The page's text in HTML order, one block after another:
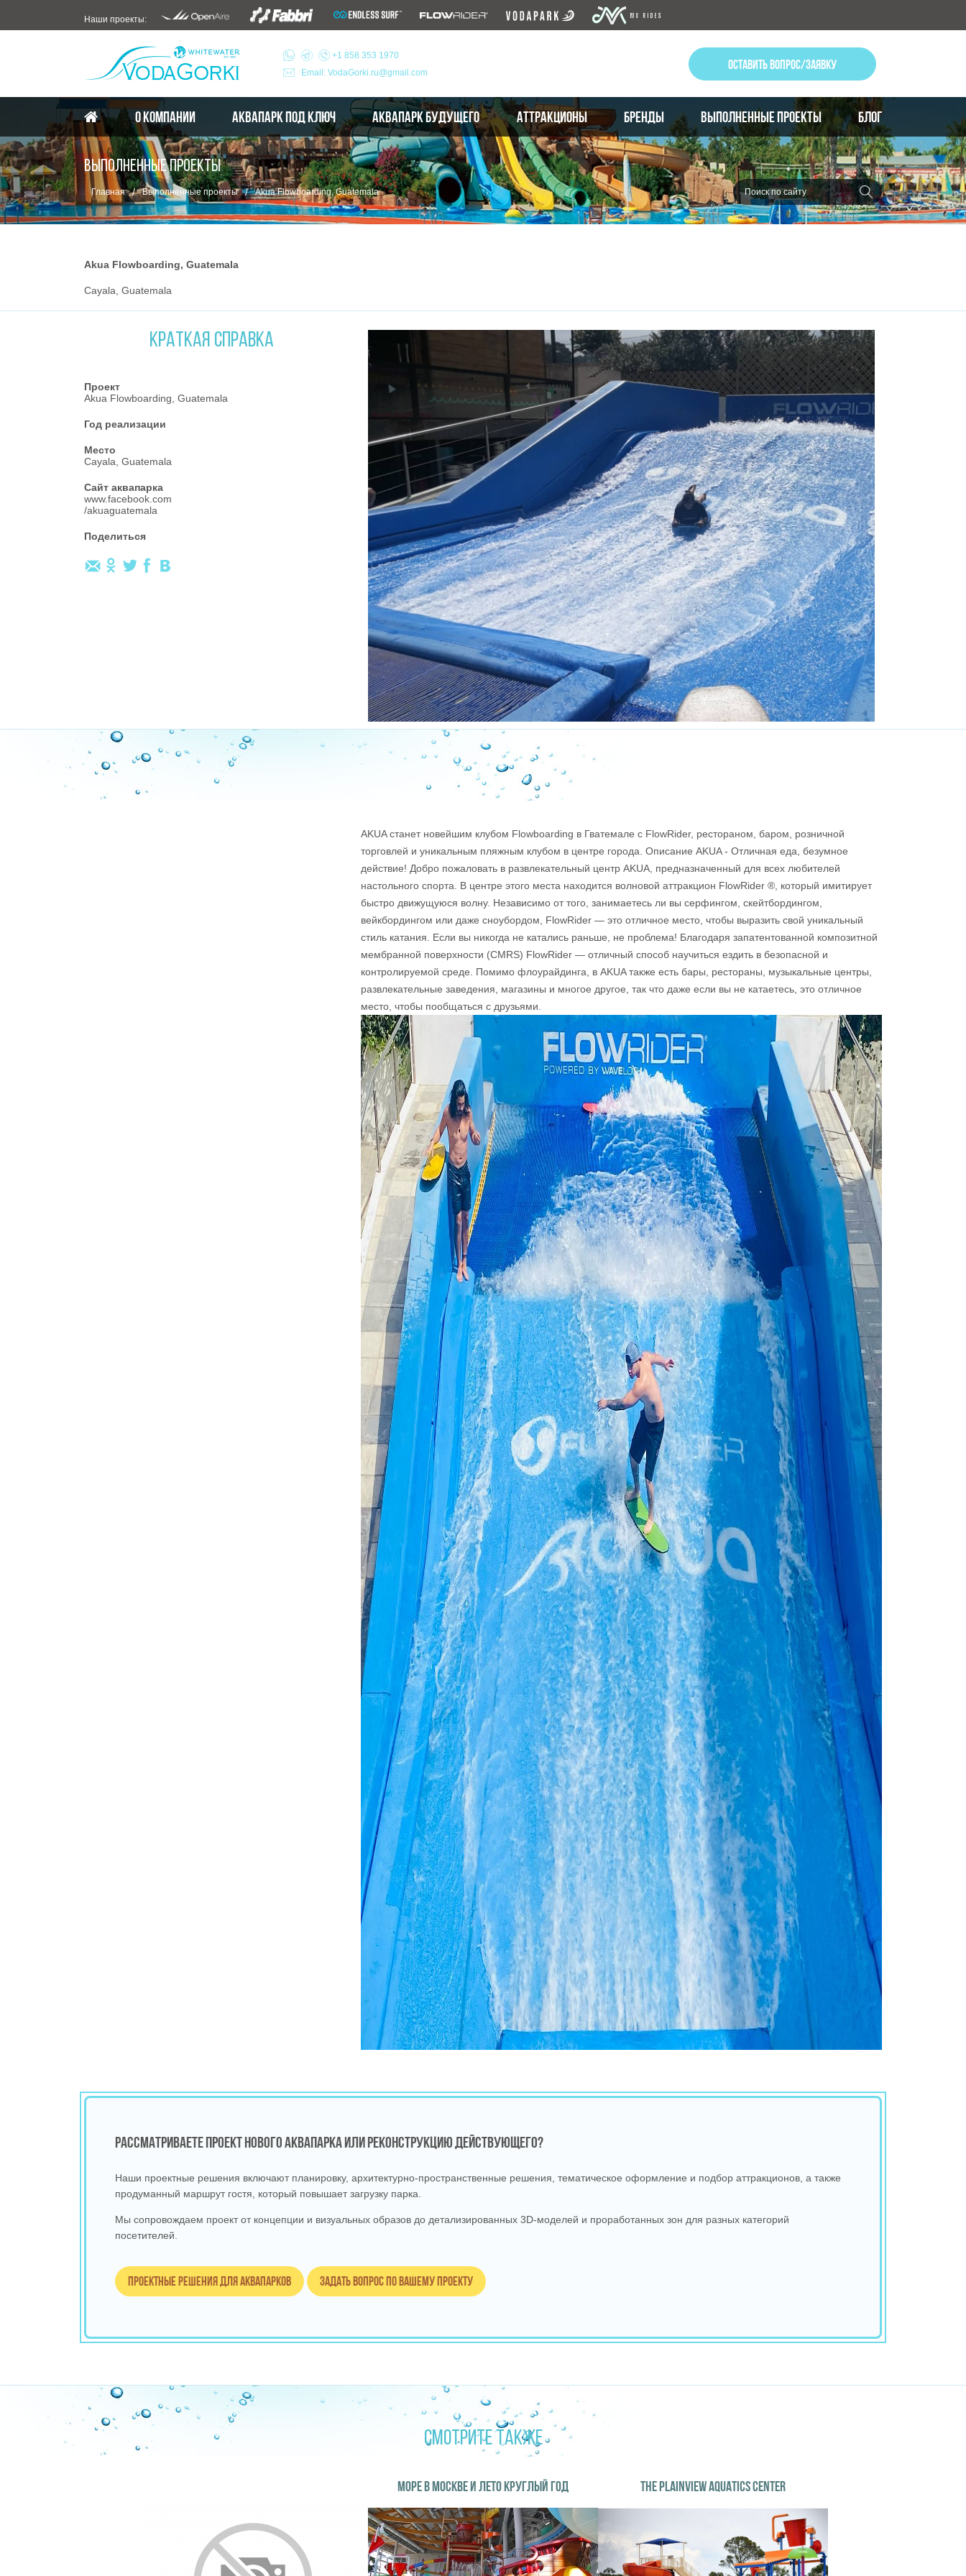
Наши проекты:
+1 858 353 1970
Email: VodaGorki.ru@gmail.com
ОСТАВИТЬ ВОПРОС/ЗАЯВКУ
О КОМПАНИИ АКВАПАРК ПОД КЛЮЧ АКВАПАРК БУДУЩЕГО АТТРАКЦИОНЫ БРЕНДЫ ВЫПОЛНЕННЫЕ ПРОЕКТЫ БЛОГ
ВЫПОЛНЕННЫЕ ПРОЕКТЫ
Главная / Выполненные проекты / Akua Flowboarding, Guatemala
Akua Flowboarding, Guatemala
Cayala, Guatemala
КРАТКАЯ СПРАВКА
Проект
Akua Flowboarding, Guatemala
Год реализации
Место
Cayala, Guatemala
Сайт аквапарка
www.facebook.com
/akuaguatemala
Поделиться
AKUA станет новейшим клубом Flowboarding в Гватемале с FlowRider, рестораном, баром, розничной
торговлей и уникальным пляжным клубом в центре города. Описание AKUA - Отличная еда, безумное
действие! Добро пожаловать в развлекательный центр AKUA, предназначенный для всех любителей
настольного спорта. В центре этого места находится волновой аттракцион FlowRider ®, который имитирует
быстро движущуюся волну. Независимо от того, занимаетесь ли вы серфингом, скейтбордингом,
вейкбордингом или даже сноубордом, FlowRider — это отличное место, чтобы выразить свой уникальный
стиль катания. Если вы никогда не катались раньше, не проблема! Благодаря запатентованной композитной
мембранной поверхности (CMRS) FlowRider — отличный способ научиться ездить в безопасной и
контролируемой среде. Помимо флоурайдинга, в AKUA также есть бары, рестораны, музыкальные центры,
развлекательные заведения, магазины и многое другое, так что даже если вы не катаетесь, это отличное
место, чтобы пообщаться с друзьями.
РАССМАТРИВАЕТЕ ПРОЕКТ НОВОГО АКВАПАРКА ИЛИ РЕКОНСТРУКЦИЮ ДЕЙСТВУЮЩЕГО?
Наши проектные решения включают планировку, архитектурно‑пространственные решения, тематическое оформление и подбор аттракционов, а также
продуманный маршрут гостя, который повышает загрузку парка.
Мы сопровождаем проект от концепции и визуальных образов до детализированных 3D‑моделей и проработанных зон для разных категорий
посетителей.
Проектные решения для аквапарков Задать вопрос по вашему проекту
СМОТРИТЕ ТАКЖЕ
МОРЕ В МОСКВЕ И ЛЕТО КРУГЛЫЙ ГОД THE PLAINVIEW AQUATICS CENTER